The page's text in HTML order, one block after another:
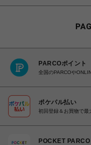
PARCOポイント
全国のPARCOや
ポケパル払い
初回登録＆お買物で最
POCKET PARCO